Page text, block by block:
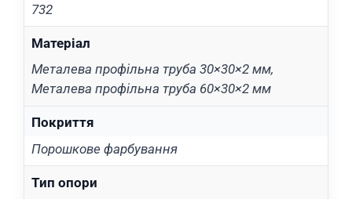
732
Матеріал
Металева профільна труба 30×30×2 мм,
Металева профільна труба 60×30×2 мм
Покриття
Порошкове фарбування
Тип опори